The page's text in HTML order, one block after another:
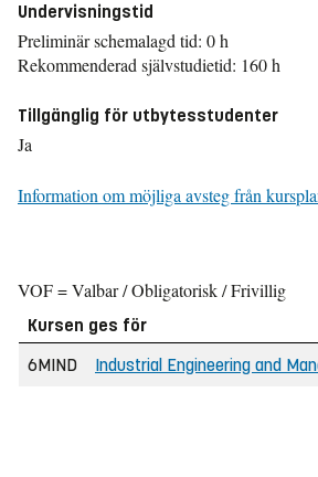
Undervisningstid
Preliminär schemalagd tid: 0 h
Rekommenderad självstudietid: 160 h
Tillgänglig för utbytesstudenter
Ja
Information om möjliga avsteg från
VOF = Valbar / Obligatorisk / Frivillig
Kursen ges för
6MIND
Industrial Engineering and